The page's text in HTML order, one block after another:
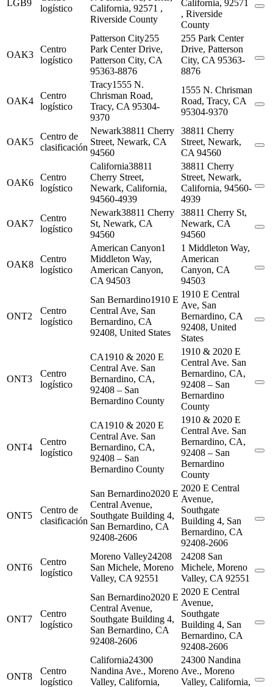
LGB9
logístico
California, 92571 ,
Riverside County
California, 92571
, Riverside
County
OAK3
Centro
logístico
Patterson City255
Park Center Drive,
Patterson City, CA
95363-8876
255 Park Center
Drive, Patterson
City, CA 95363-
8876
OAK4
Centro
logístico
Tracy1555 N.
Chrisman Road,
Tracy, CA 95304-
9370
1555 N. Chrisman
Road, Tracy, CA
95304-9370
OAK5
Centro de
clasificación
Newark38811 Cherry
Street, Newark, CA
94560
38811 Cherry
Street, Newark,
CA 94560
OAK6
Centro
logístico
California38811
Cherry Street,
Newark, California,
94560-4939
38811 Cherry
Street, Newark,
California, 94560-
4939
OAK7
Centro
logístico
Newark38811 Cherry
St, Newark, CA
94560
38811 Cherry St,
Newark, CA
94560
OAK8
Centro
logístico
American Canyon1
Middleton Way,
American Canyon,
CA 94503
1 Middleton Way,
American
Canyon, CA
94503
ONT2
Centro
logístico
San Bernardino1910 E
Central Ave, San
Bernardino, CA
92408, United States
1910 E Central
Ave, San
Bernardino, CA
92408, United
States
ONT3
Centro
logístico
CA1910 & 2020 E
Central Ave. San
Bernardino, CA,
92408 – San
Bernardino County
1910 & 2020 E
Central Ave. San
Bernardino, CA,
92408 – San
Bernardino
County
ONT4
Centro
logístico
CA1910 & 2020 E
Central Ave. San
Bernardino, CA,
92408 – San
Bernardino County
1910 & 2020 E
Central Ave. San
Bernardino, CA,
92408 – San
Bernardino
County
ONT5
Centro de
clasificación
San Bernardino2020 E
Central Avenue,
Southgate Building 4,
San Bernardino, CA
92408-2606
2020 E Central
Avenue,
Southgate
Building 4, San
Bernardino, CA
92408-2606
ONT6
Centro
logístico
Moreno Valley24208
San Michele, Moreno
Valley, CA 92551
24208 San
Michele, Moreno
Valley, CA 92551
ONT7
Centro
logístico
San Bernardino2020 E
Central Avenue,
Southgate Building 4,
San Bernardino, CA
92408-2606
2020 E Central
Avenue,
Southgate
Building 4, San
Bernardino, CA
92408-2606
ONT8
Centro
logístico
California24300
Nandina Ave., Moreno
Valley, California,
24300 Nandina
Ave., Moreno
Valley, California,